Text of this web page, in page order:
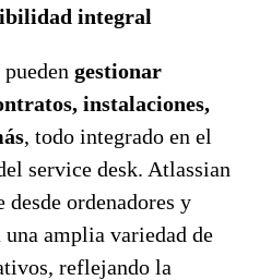
integral
gestionar
instalaciones,
, todo integrado en el
service desk. Atlassian
desde ordenadores y
una amplia variedad de
reflejando la